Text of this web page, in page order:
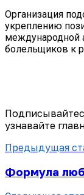
Организация
укреплению
международной
болельщиков к
узнавайте
Предыдущая
Формула